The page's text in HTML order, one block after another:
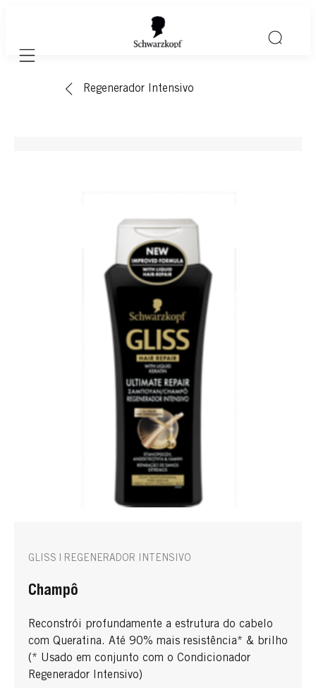
Mobile navigation
Regenerador Intensivo
GLISS | REGENERADOR INTENSIVO
Champô
Reconstrói profundamente a estrutura do cabelo
com Queratina. Até 90% mais resistência* & brilho
(* Usado em conjunto com o Condicionador
Regenerador Intensivo)